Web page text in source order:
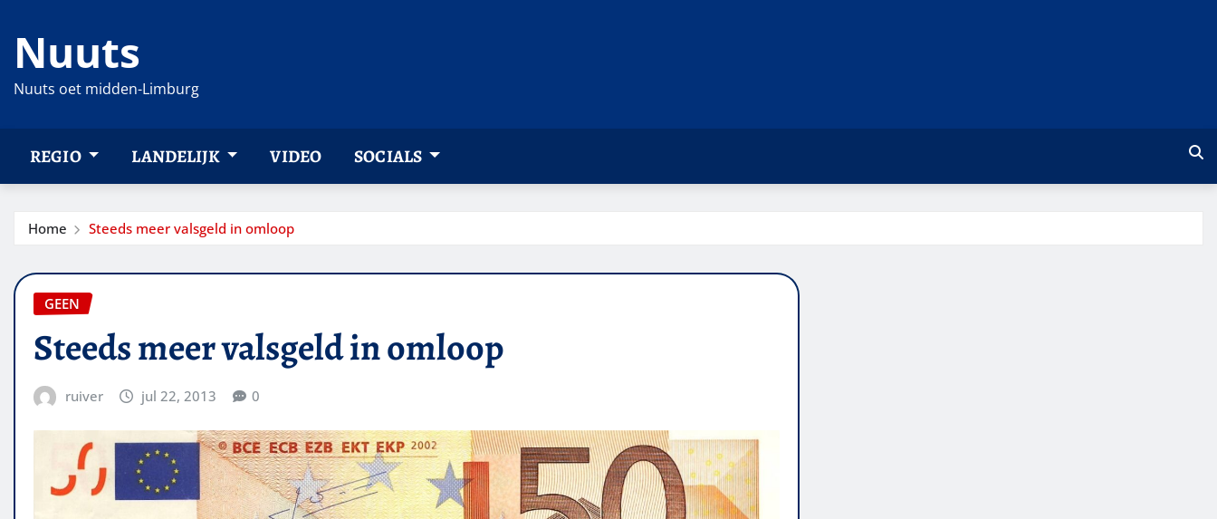
naar
inhoud
Nuuts
Nuuts oet midden-Limburg
REGIO LANDELIJK VIDEO SOCIALS
Home Steeds meer valsgeld in omloop
GEEN
Steeds meer valsgeld in omloop
ruiver jul 22, 2013 0